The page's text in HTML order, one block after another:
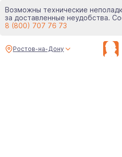
Возможны технические
за доставленные неудобства.
8 (800) 707 76 73
Ростов-на-Дону